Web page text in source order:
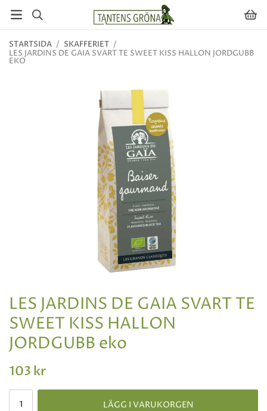
STARTSIDA / SKAFFERIET /
LES JARDINS DE GAIA SVART TE SWEET KISS HALLON JORDGUBB
EKO
LES JARDINS DE GAIA SVART TE
SWEET KISS HALLON
JORDGUBB eko
103 kr
LÄGG I VARUKORGEN